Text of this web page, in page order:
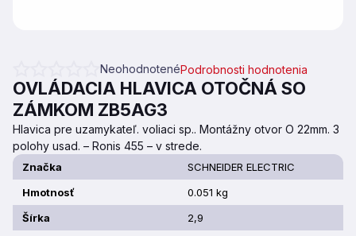
Priemerné hodnotenie produktu je 0,0 z 5 hviezdičiek.
NeohodnotenéPodrobnosti hodnotenia
OVLÁDACIA HLAVICA OTOČNÁ SO
ZÁMKOM ZB5AG3
Hlavica pre uzamykateľ. voliaci sp.. Montážny otvor O 22mm. 3
polohy usad. – Ronis 455 – v strede.
Značka
SCHNEIDER ELECTRIC
Hmotnosť
0.051 kg
Šírka
2,9